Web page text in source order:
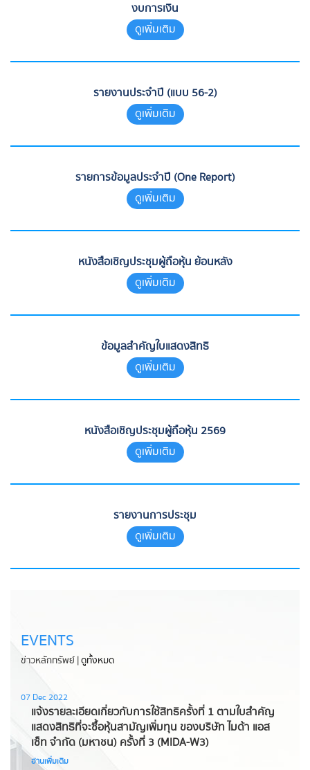
งบการเงิน
ดูเพิ่มเติม
รายงานประจำปี (แบบ 56-2)
ดูเพิ่มเติม
รายการข้อมูลประจำปี (One Report)
ดูเพิ่มเติม
หนังสือเชิญประชุมผู้ถือหุ้น ย้อนหลัง
ดูเพิ่มเติม
ข้อมูลสำคัญใบแสดงสิทธิ
ดูเพิ่มเติม
หนังสือเชิญประชุมผู้ถือหุ้น 2569
ดูเพิ่มเติม
รายงานการประชุม
ดูเพิ่มเติม
EVENTS
ข่าวหลักทรัพย์ |ดูทั้งหมด
07 Dec 2022
แจ้งรายละเอียดเกี่ยวกับการใช้สิทธิครั้งที่ 1 ตามใบสำคัญ
แสดงสิทธิที่จะซื้อหุ้นสามัญเพิ่มทุน ของบริษัท ไมด้า แอส
เซ็ท จำกัด (มหาชน) ครั้งที่ 3 (MIDA-W3)
อ่านเพิ่มเติม